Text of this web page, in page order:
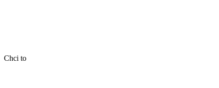
Chci to